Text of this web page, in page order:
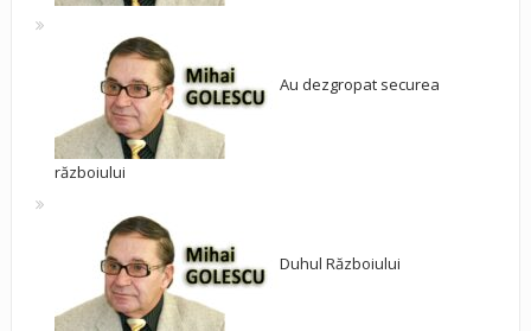
Au dezgropat securea
războiului
Duhul Războiului